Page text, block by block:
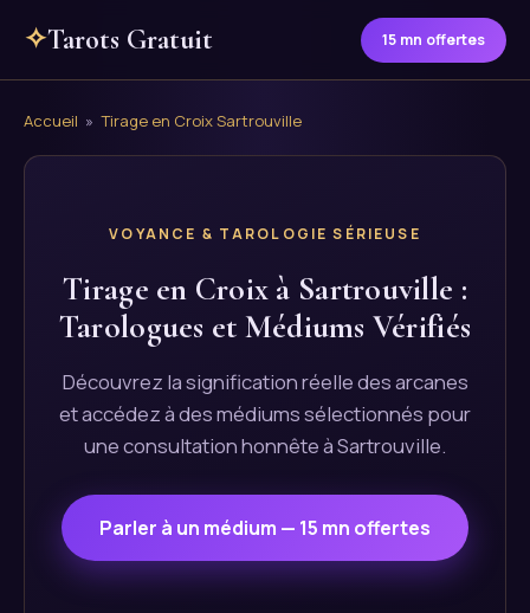
✧Tarots Gratuit 15 mn offertes
Accueil » Tirage en Croix Sartrouville
VOYANCE & TAROLOGIE SÉRIEUSE
Tirage en Croix à Sartrouville :
Tarologues et Médiums Vérifiés
Découvrez la signification réelle des arcanes
et accédez à des médiums sélectionnés pour
une consultation honnête à Sartrouville.
Parler à un médium — 15 mn offertes